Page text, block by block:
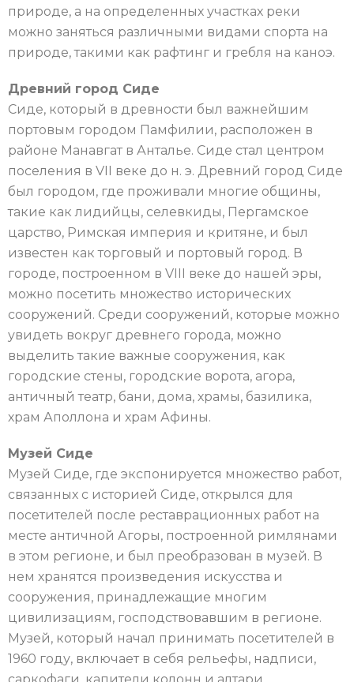
природе, а на определенных участках реки
можно заняться различными видами спорта на
природе, такими как рафтинг и гребля на каноэ.
Древний город Сиде
Сиде, который в древности был важнейшим
портовым городом Памфилии, расположен в
районе Манавгат в Анталье. Сиде стал центром
поселения в VII веке до н. э. Древний город Сиде
был городом, где проживали многие общины,
такие как лидийцы, селевкиды, Пергамское
царство, Римская империя и критяне, и был
известен как торговый и портовый город. В
городе, построенном в VIII веке до нашей эры,
можно посетить множество исторических
сооружений. Среди сооружений, которые можно
увидеть вокруг древнего города, можно
выделить такие важные сооружения, как
городские стены, городские ворота, агора,
античный театр, бани, дома, храмы, базилика,
храм Аполлона и храм Афины.
Музей Сиде
Музей Сиде, где экспонируется множество работ,
связанных с историей Сиде, открылся для
посетителей после реставрационных работ на
месте античной Агоры, построенной римлянами
в этом регионе, и был преобразован в музей. В
нем хранятся произведения искусства и
сооружения, принадлежащие многим
цивилизациям, господствовавшим в регионе.
Музей, который начал принимать посетителей в
1960 году, включает в себя рельефы, надписи,